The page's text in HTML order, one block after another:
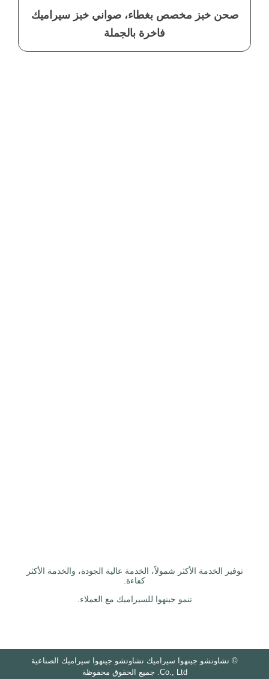
صحن خبز مخصص بغطاء، صواني خبز سيراميك
فاخرة بالجملة
توفير الخدمة الأكثر شمولاً، الخدمة عالية الجودة، والخدمة الأكثر
كفاءة.
تنمو جينهوا للسيراميك مع العملاء.
© تشاوتشو جينهوا سيراميك تشاوتشو جينهوا سيراميك الصناعية
Co., Ltd. جميع الحقوق محفوظة